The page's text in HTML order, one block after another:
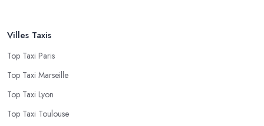
Villes Taxis
Top Taxi Paris
Top Taxi Marseille
Top Taxi Lyon
Top Taxi Toulouse